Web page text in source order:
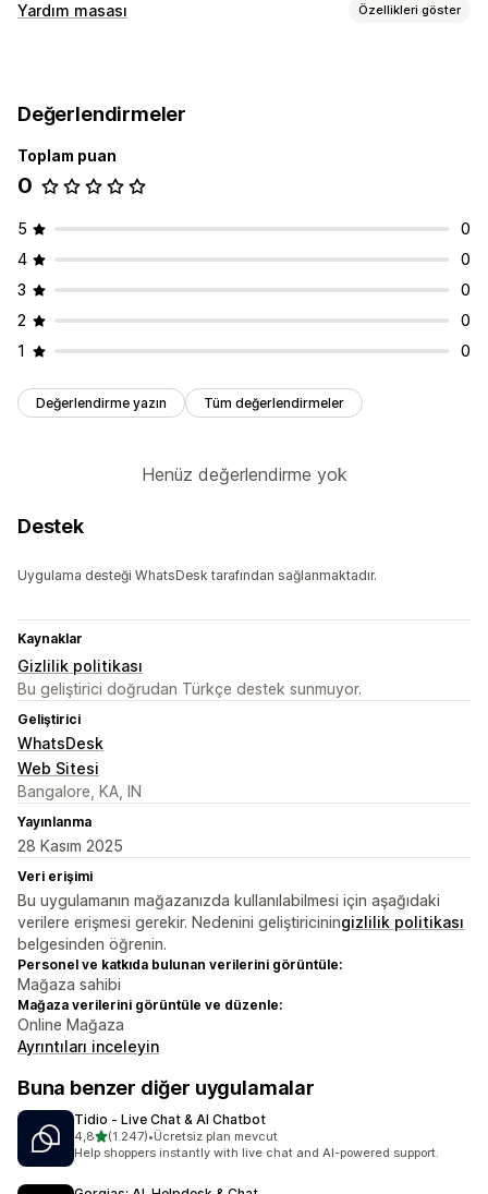
Yardım masası Özellikleri göster
İş akışı otomasyonu
Bilet işlemleri
Çoklu dil
Raporlar
Değerlendirmeler
Toplam puan
0
5
0
4
0
3
0
2
0
1
0
Değerlendirme yazın Tüm değerlendirmeler
Henüz değerlendirme yok
Destek
Uygulama desteği WhatsDesk tarafından sağlanmaktadır.
Kaynaklar
Gizlilik politikası
Bu geliştirici doğrudan Türkçe destek sunmuyor.
Geliştirici
WhatsDesk
Web Sitesi
Bangalore, KA, IN
Yayınlanma
28 Kasım 2025
Veri erişimi
Bu uygulamanın mağazanızda kullanılabilmesi için aşağıdaki
verilere erişmesi gerekir. Nedenini geliştiriciningizlilik politikası
belgesinden öğrenin.
Personel ve katkıda bulunan verilerini görüntüle:
Mağaza sahibi
Mağaza verilerini görüntüle ve düzenle:
Online Mağaza
Ayrıntıları inceleyin
Buna benzer diğer uygulamalar
Tidio ‑ Live Chat & AI Chatbot
4,85 yıldız üzerinden
(1.247)
toplam 1247 değerlendirme
•Ücretsiz plan mevcut
Help shoppers instantly with live chat and AI-powered support.